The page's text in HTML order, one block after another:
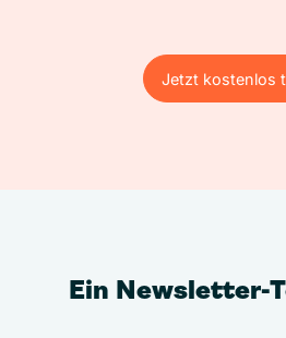
Jetzt kostenlos
Jetzt kostenlos
Ein Newsletter-